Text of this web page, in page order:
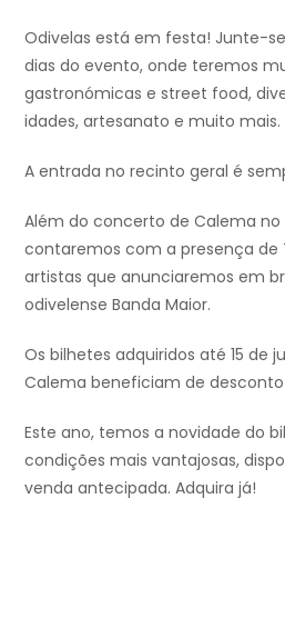
Odivelas está em festa! Junte-
dias do evento, onde teremos
gastronómicas e street food,
idades, artesanato e muito mais.
A entrada no recinto geral é
Além do concerto de Calema no
contaremos com a presença de
artistas que anunciaremos em
odivelense Banda Maior.
Os bilhetes adquiridos até 15 de
Calema beneficiam de
Este ano, temos a novidade do
condições mais vantajosas,
venda antecipada. Adquira já!